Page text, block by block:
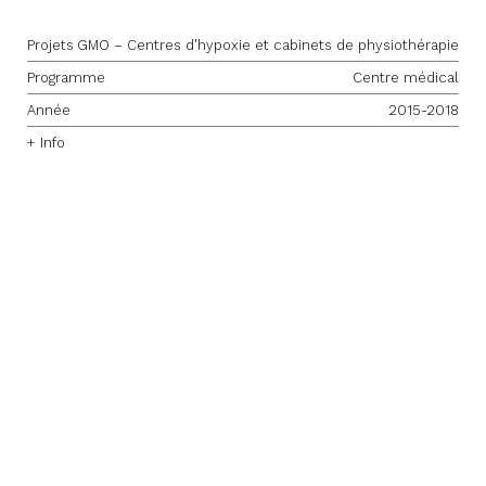
Projets GMO – Centres d'hypoxie et cabinets de physiothérapie
Programme
Centre médical
Année
2015-2018
+ Info